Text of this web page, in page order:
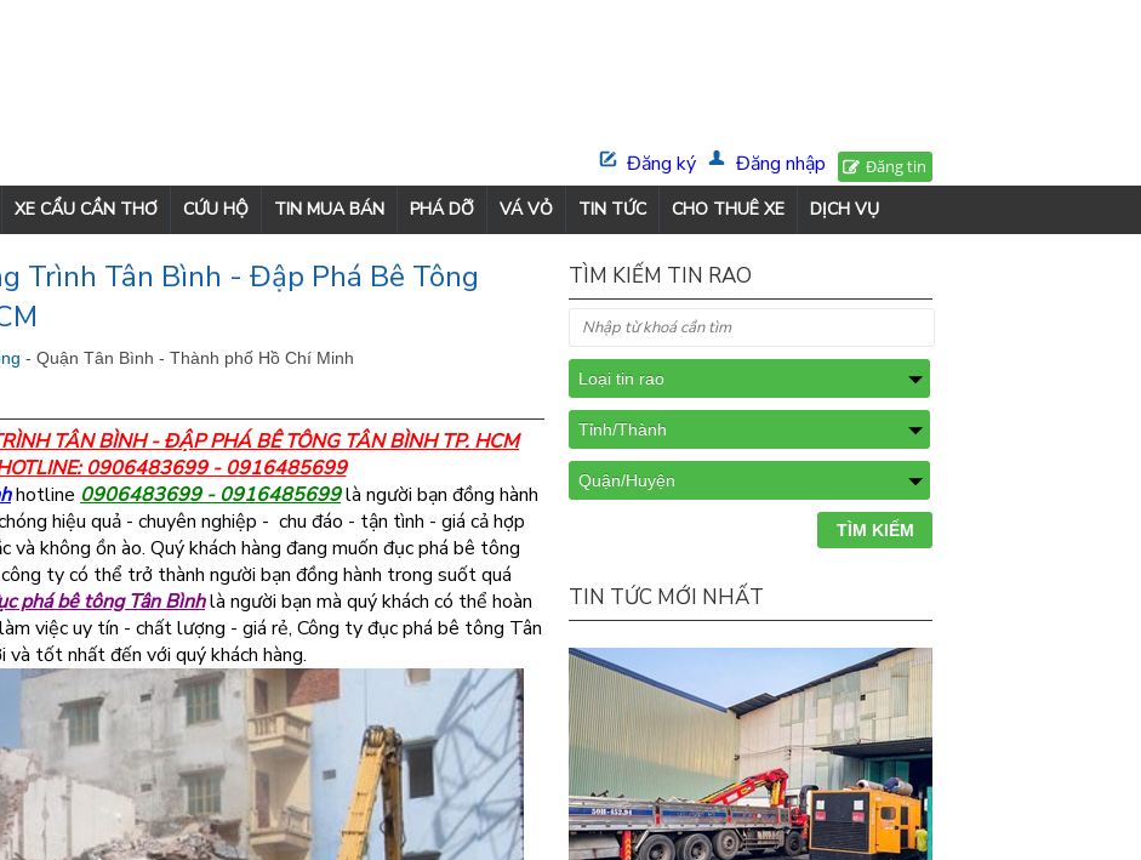
Đăng tin
Đăng nhập
Đăng ký
XE CẨU CẦN THƠ CỨU HỘ TIN MUA BÁN PHÁ DỠ VÁ VỎ TIN TỨC CHO THUÊ XE DỊCH VỤ
Trình Tân Bình - Đập Phá Bê Tông
- Quận Tân Bình - Thành phố Hồ Chí Minh
TÂN BÌNH - ĐẬP PHÁ BÊ TÔNG TÂN BÌNH TP. HCM
0906483699 - 0916485699
hotline 0906483699 - 0916485699là người bạn đồng hành
hiệu quả - chuyên nghiệp - chu đáo - tận tình - giá cả hợp
và không ồn ào. Quý khách hàng đang muốn đục phá bê tông
ty có thể trở thành người bạn đồng hành trong suốt quá
phá bê tông Tân Bìnhlà người bạn mà quý khách có thể hoàn
việc uy tín - chất lượng - giá rẻ, Công ty đục phá bê tông Tân
tốt nhất đến với quý khách hàng.
TÌM KIẾM TIN RAO
TIN TỨC MỚI NHẤT